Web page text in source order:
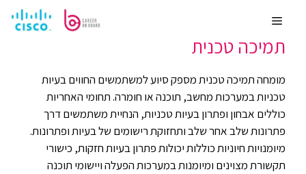
לתוכןMenu
רשתות וסייבר
תמיכה טכנית
מומחה תמיכה טכנית מספק סיוע למשתמשים החווים בעיות
טכניות במערכות מחשב, תוכנה או חומרה. תחומי האחריות
כוללים אבחון ופתרון בעיות טכניות, הנחיית משתמשים דרך
פתרונות שלב אחר שלב ותחזוקת רישומים של בעיות ופתרונות.
מיומנויות חיוניות כוללות יכולות פתרון בעיות חזקות, כישורי
תקשורת מצוינים ומיומנות במערכות הפעלה ויישומי תוכנה